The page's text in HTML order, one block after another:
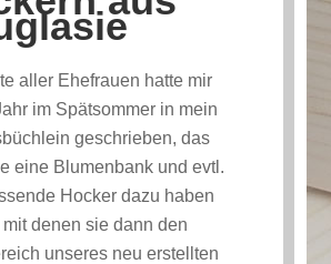
aller Ehefrauen hatte mir
im Spätsommer in mein
geschrieben, das
eine Blumenbank und evtl.
Hocker dazu haben
mit denen sie dann den
unseres neu erstellten